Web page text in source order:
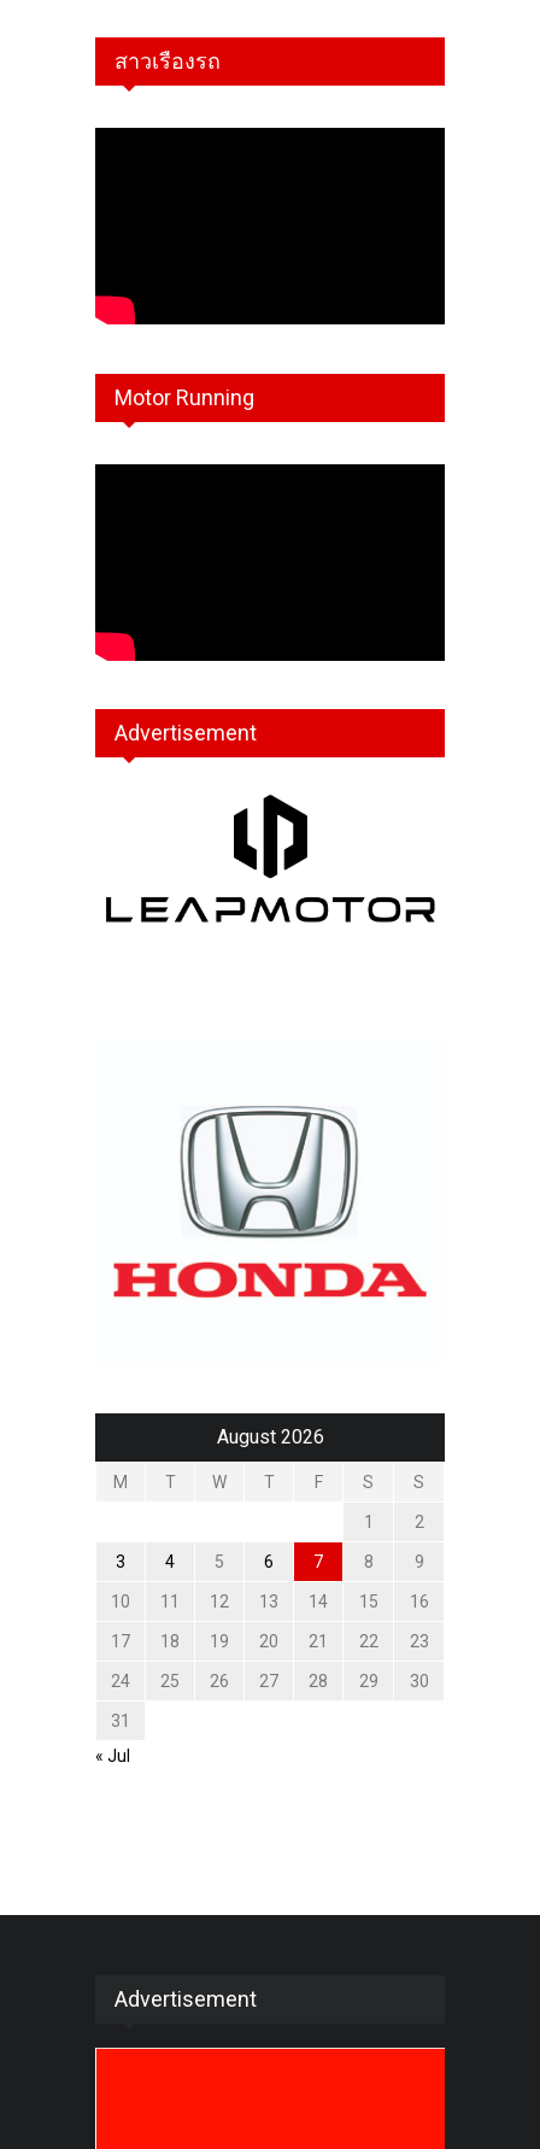
สาวเรืองรถ
Motor Running
Advertisement
August 2026
M T W T F S S
1 2
3 4 5 6 7 8 9
10 11 12 13 14 15 16
17 18 19 20 21 22 23
24 25 26 27 28 29 30
31
« Jul
Advertisement